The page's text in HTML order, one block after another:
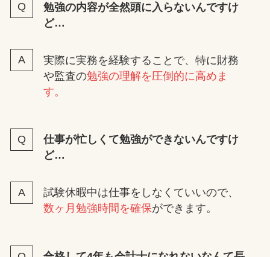
勉強の内容が全然頭に入らないんですけ
ど…
実際に実務を経験することで、特に財務
や監査の勉強の理解を圧倒的に高めま
す。
仕事が忙しくて勉強ができないんですけ
ど…
試験休暇中は仕事をしなくていいので、
数ヶ月勉強時間を確保ができます。